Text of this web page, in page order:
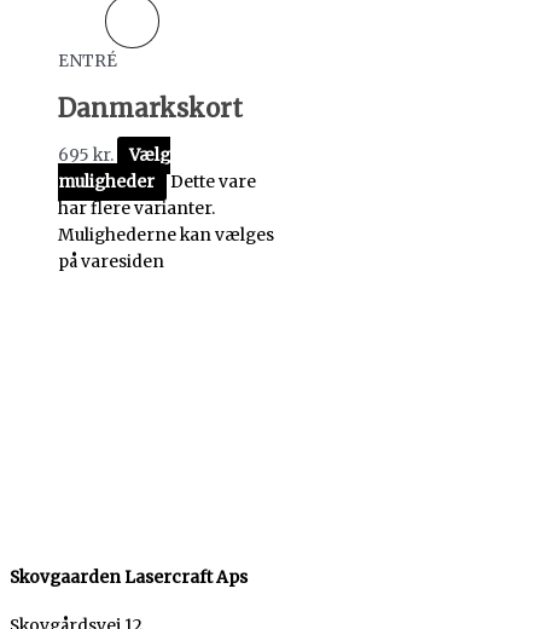
ENTRÉ
Danmarkskort
695 kr.
Vælg
muligheder
Dette vare
har flere varianter.
Mulighederne kan vælges
på varesiden
Skovgaarden Lasercraft Aps